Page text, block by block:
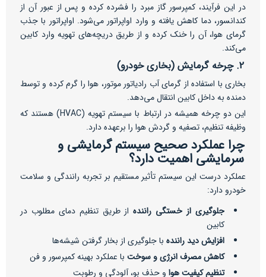
در این فرآیند، کمپرسور گاز مبرد را فشرده کرده و پس از عبور آن از
کندانسور، دما کاهش یافته و وارد اواپراتور می‌شود. اواپراتور با جذب
گرمای هوا، آن را خنک کرده و از طریق دریچه‌های تهویه وارد کابین
می‌کند.
2. چرخه گرمایش (بخاری خودرو)
بخاری با استفاده از گرمای آب رادیاتور موتور، هوا را گرم کرده و توسط
دمنده به داخل کابین انتقال می‌دهد.
این دو چرخه همیشه در ارتباط با سیستم تهویه (HVAC) هستند که
وظیفه تنظیم، تصفیه و گردش هوا را برعهده دارد.
چرا عملکرد صحیح سیستم گرمایشی و
سرمایشی اهمیت دارد؟
عملکرد درست این سیستم تأثیر مستقیم بر تجربه رانندگی و سلامت
خودرو دارد:
جلوگیری از خستگی رانندهاز طریق تنظیم دمای مطلوب در
کابین
افزایش دید راننده با جلوگیری از بخار گرفتن شیشه‌ها
کاهش مصرف انرژی و سوخت با عملکرد بهینه کمپرسور و فن
تنظیم کیفیت هوا و حذف بو، آلودگی و رطوبت